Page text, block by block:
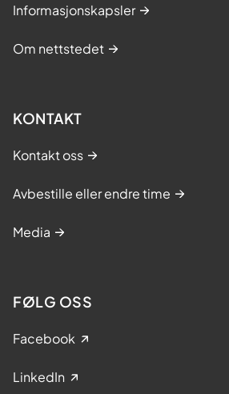
Informasjonskapsler
Om nettstedet
KONTAKT
Kontakt oss
Avbestille eller endre time
Media
FØLG OSS
Facebook
LinkedIn